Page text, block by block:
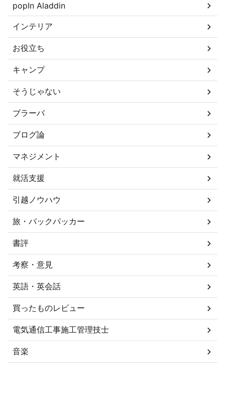
popIn Aladdin
インテリア
お役立ち
キャンプ
そうじゃない
ブラーバ
ブログ論
マネジメント
就活支援
引越ノウハウ
旅・バックパッカー
書評
考察・意見
英語・英会話
買ったものレビュー
電気通信工事施工管理技士
音楽